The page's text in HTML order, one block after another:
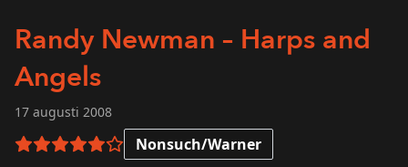
Randy Newman – Harps and
Angels
17 augusti 2008
5 av 6 i betyg Nonsuch/Warner